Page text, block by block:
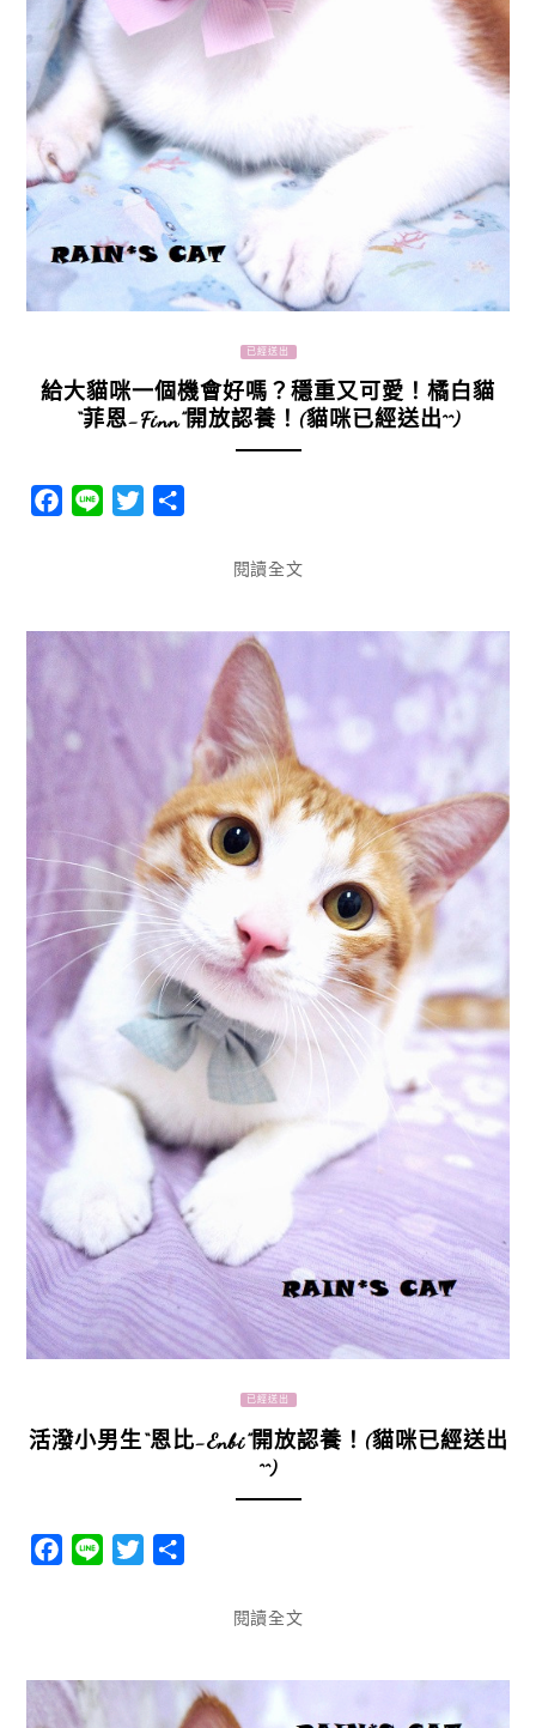
已經送出
給大貓咪一個機會好嗎？穩重又可愛！橘白貓
“菲恩-Finn”開放認養！(貓咪已經送出^^)
Facebook
Line Twitter
閱讀全文
已經送出
活潑小男生“恩比-Enbi”開放認養！(貓咪已經送出
^^)
Facebook
Line Twitter
閱讀全文